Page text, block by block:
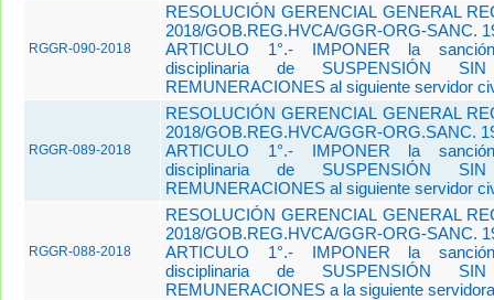
RGGR-090-2018
RESOLUCIÓN GERENCIAL GENERAL
2018/GOB.REG.HVCA/GGR-ORG-SANC.
ARTICULO 1°.- IMPONER la
disciplinaria de SUSPENSIÓN
REMUNERACIONES al siguiente servidor
RGGR-089-2018
RESOLUCIÓN GERENCIAL GENERAL
2018/GOB.REG.HVCA/GGR-ORG.SANC.
ARTICULO 1°.- IMPONER la
disciplinaria de SUSPENSIÓN
REMUNERACIONES al siguiente servidor
RGGR-088-2018
RESOLUCIÓN GERENCIAL GENERAL
2018/GOB.REG.HVCA/GGR-ORG-SANC.
ARTICULO 1°.- IMPONER la
disciplinaria de SUSPENSIÓN
REMUNERACIONES a la siguiente